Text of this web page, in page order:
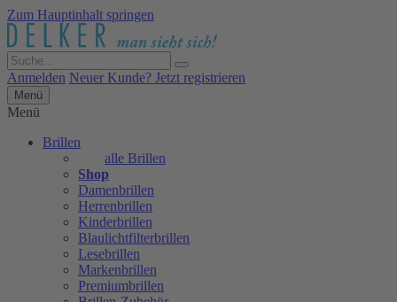
Zum Hauptinhalt springen
Anmelden Neuer Kunde? Jetzt registrieren
Menü
Menü
Brillen
alle Brillen
Shop
Damenbrillen
Herrenbrillen
Kinderbrillen
Blaulichtfilterbrillen
Lesebrillen
Markenbrillen
Premiumbrillen